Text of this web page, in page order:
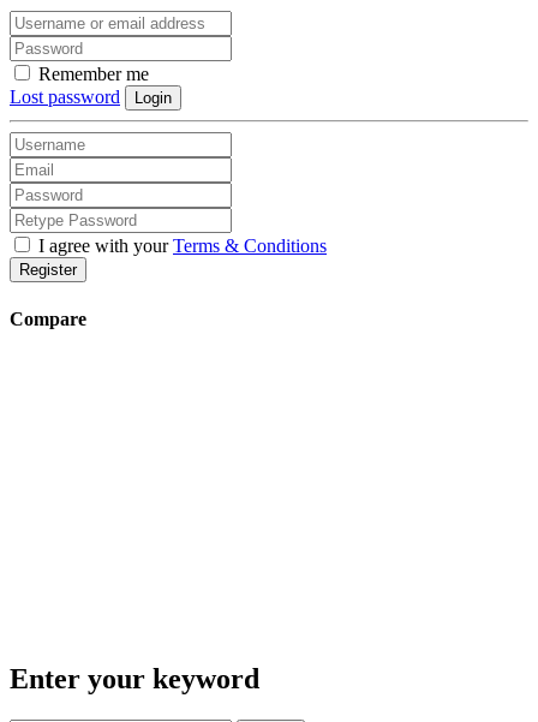
Remember me
Lost password
Login
I agree with yourTerms & Conditions
Register
Compare
Enter your keyword